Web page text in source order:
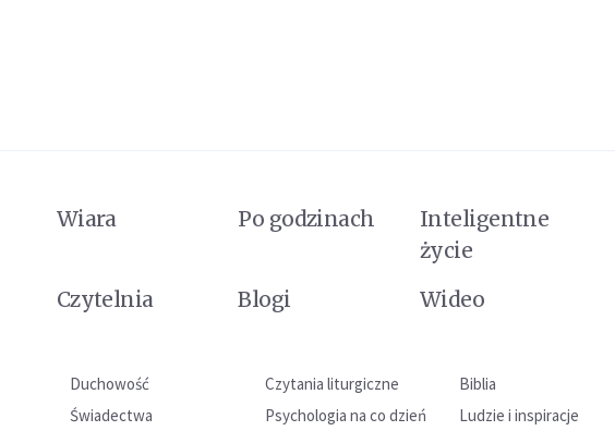
Wiara Po godzinach
Inteligentne
życie
Czytelnia Blogi Wideo
Duchowość Czytania liturgiczne
Biblia
Świadectwa Psychologia na co dzień Ludzie i inspiracje